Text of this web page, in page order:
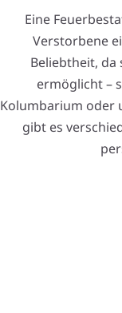
Eine
Verstorbene
Beliebtheit, da
ermöglicht –
Kolumbarium oder
gibt es